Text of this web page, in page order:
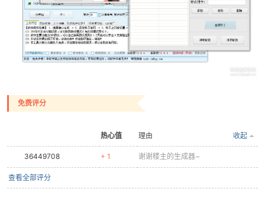
免费评分
热心值 收起
理由
36449708 + 1 谢谢楼主的生成器~
查看全部评分